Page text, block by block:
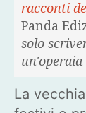
racconti
Panda
solo
La